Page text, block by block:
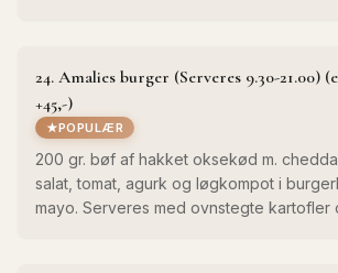
24. Amalies burger (Serveres 9.30-21.00)
+45,-)
POPULÆR
200 gr. bøf af hakket oksekød m.
salat, tomat, agurk og løgkompot i
mayo. Serveres med ovnstegte kartofler